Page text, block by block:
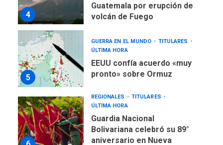
4
Guatemala por erupción de
volcán de Fuego
5
GUERRA EN EL MUNDO
TITULARES
ÚLTIMA HORA
EEUU confía acuerdo «muy
pronto» sobre Ormuz
REGIONALES
TITULARES
ÚLTIMA HORA
Guardia Nacional
Bolivariana celebró su 89°
aniversario en Nueva